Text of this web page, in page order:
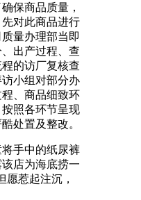
保商品质量，
对此商品进行
量办理部当即
出产过程、查
的访厂复核查
小组对部分办
、商品细致环
照各环节呈现
处置及整改。
手中的纸尿裤
店为海底捞一
愿惹起注沉，